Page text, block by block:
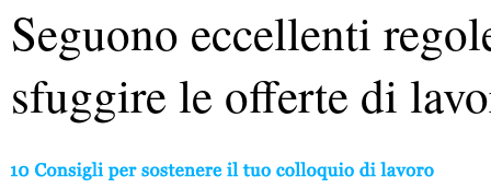
Seguono eccellenti
sfuggire le offerte di